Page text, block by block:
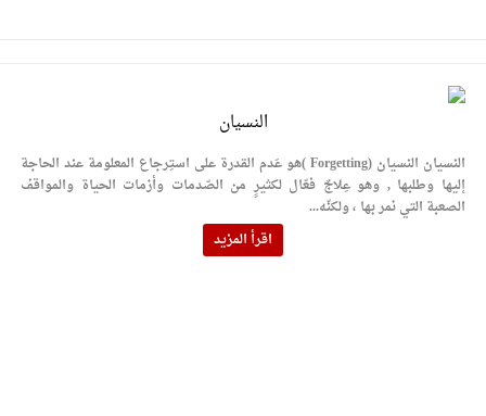
النسيان
النسيان النسيان (Forgetting )هو عَدم القدرة على استِرجاع المعلومة عند الحاجة
إليها وطلبها , وهو عِلاجٌ فعّال لكثيرٍ من الصّدمات وأزمات الحياة والمواقف
الصعبة التي نمر بها ، ولكنّه...
اقرأ المزيد